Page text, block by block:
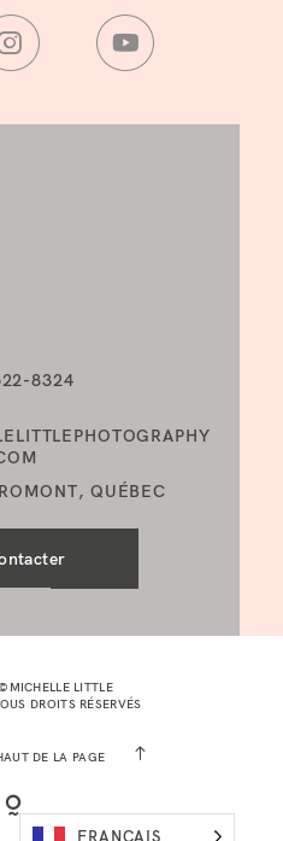
8324
QUÉBEC
LITTLE
DROITS RÉSERVÉS
DE LA PAGE
FRANÇAIS